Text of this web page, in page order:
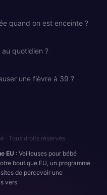
quand on est enceinte ?
au quotidien ?
une fièvre à 39 ?
· Tous droits réservés
EU : Veilleuses pour bébé
boutique EU, un programme
de percevoir une
vers